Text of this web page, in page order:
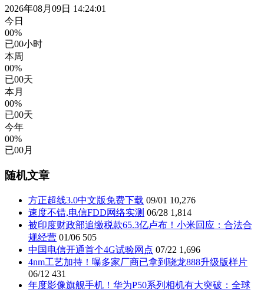
2026年08月09日 14:24:01
今日
00%
已00小时
本周
00%
已00天
本月
00%
已00天
今年
00%
已00月
随机文章
方正超线3.0中文版免费下载 09/01 10,276
速度不错,电信FDD网络实测 06/28 1,814
被印度财政部追缴税款65.3亿卢布！小米回应：合法合
规经营 01/06 505
中国电信开通首个4G试验网点 07/22 1,696
4nm工艺加持！曝多家厂商已拿到骁龙888升级版样片
06/12 431
年度影像旗舰手机！华为P50系列相机有大突破：全球